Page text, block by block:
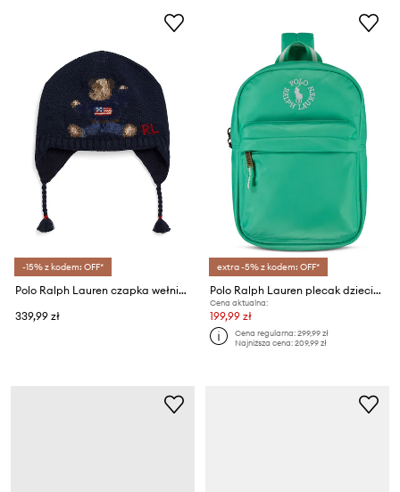
-15% z kodem: OFF*
Polo Ralph Lauren czapka wełniana dziecięca
339,99 zł
extra -5% z kodem: OFF*
Polo Ralph Lauren plecak dziecięcy
Cena aktualna:
199,99 zł
Cena regularna:299,99 zł
Najniższa cena:209,99 zł